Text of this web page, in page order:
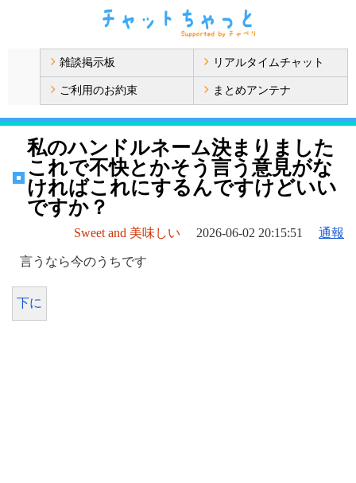
雑談掲示板 リアルタイムチャット
ご利用のお約束 まとめアンテナ
私のハンドルネーム決まりました
これで不快とかそう言う意見がな
ければこれにするんですけどいい
ですか？
Sweet and 美味しい 2026-06-02 20:15:51 通報
言うなら今のうちです
下に